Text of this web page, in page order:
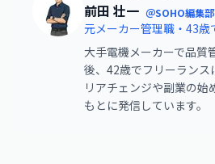
前田 壮一 ＠SOHO編集部
元メーカー管理職・43歳
大手電機メーカーで品質
後、42歳でフリーランス
リアチェンジや副業の始
もとに発信しています。